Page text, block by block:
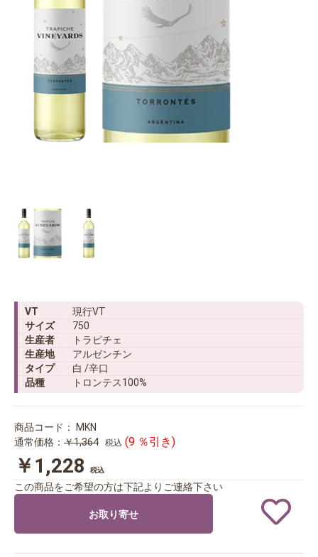
VT
現行VT
サイズ
750
生産者
トラピチェ
生産地
アルゼンチン
タイプ
白 /辛口
品種
トロンテス100%
商品コード：
MKN
通常価格： ￥1,364 税込 (9 ％引き)
￥1,228 税込
この商品をご希望の方は下記よりご連絡下さい
お取り寄せ